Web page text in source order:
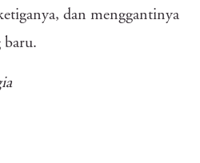
dan menggantinya
baru.